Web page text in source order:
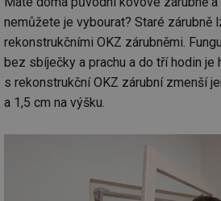
nemůžete je vybourat? Staré zárubně
rekonstrukčními OKZ zárubněmi.
bez sbíječky a prachu a do tří hodin je
s rekonstrukční OKZ zárubní zmenší
a 1,5 cm na výšku.